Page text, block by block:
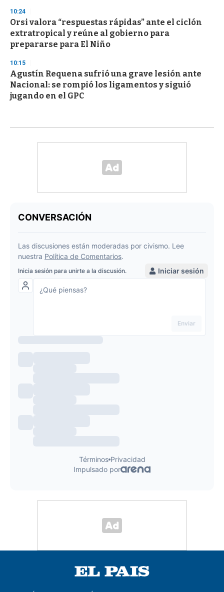
10:24
Orsi valora “respuestas rápidas” ante el ciclón
extratropical y reúne al gobierno para
prepararse para El Niño
10:15
Agustín Requena sufrió una grave lesión ante
Nacional: se rompió los ligamentos y siguió
jugando en el GPC